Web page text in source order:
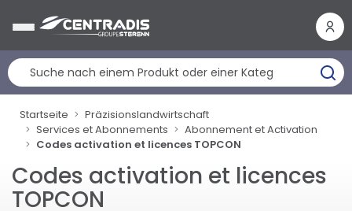
Startseite
Präzisionslandwirtschaft
Services et Abonnements
Abonnement et Activation
Codes activation et licences TOPCON
Codes activation et licences
TOPCON